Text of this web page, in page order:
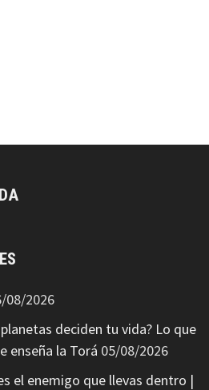
08/2026
deciden tu vida? Lo que
enseña la Torá 05/08/2026
el enemigo que llevas dentro |